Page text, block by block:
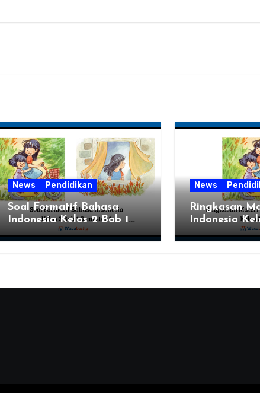
News Pendidikan
Soal Formatif Bahasa
Indonesia Kelas 2 Bab 1
Semester 1
News
Ringkasan
Indonesia